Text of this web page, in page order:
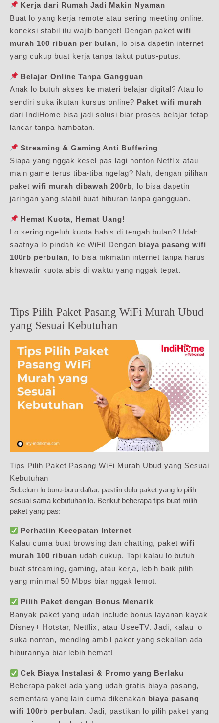
Kerja dari Rumah Jadi Makin Nyaman
Buat lo yang kerja remote atau sering meeting online,
koneksi stabil itu wajib banget! Dengan paket wifi
murah 100 ribuan per bulan, lo bisa dapetin internet
yang cukup buat kerja tanpa takut putus-putus.
Belajar Online Tanpa Gangguan
Anak lo butuh akses ke materi belajar digital? Atau lo
sendiri suka ikutan kursus online? Paket wifi murah
dari IndiHome bisa jadi solusi biar proses belajar tetap
lancar tanpa hambatan.
Streaming & Gaming Anti Buffering
Siapa yang nggak kesel pas lagi nonton Netflix atau
main game terus tiba-tiba ngelag? Nah, dengan pilihan
paket wifi murah dibawah 200rb, lo bisa dapetin
jaringan yang stabil buat hiburan tanpa gangguan.
Hemat Kuota, Hemat Uang!
Lo sering ngeluh kuota habis di tengah bulan? Udah
saatnya lo pindah ke WiFi! Dengan biaya pasang wifi
100rb perbulan, lo bisa nikmatin internet tanpa harus
khawatir kuota abis di waktu yang nggak tepat.
Tips Pilih Paket Pasang WiFi Murah Ubud
yang Sesuai Kebutuhan
Tips Pilih Paket Pasang WiFi Murah Ubud yang Sesuai
Kebutuhan
Sebelum lo buru-buru daftar, pastiin dulu paket yang lo pilih
sesuai sama kebutuhan lo. Berikut beberapa tips buat milih
paket yang pas:
Perhatiin Kecepatan Internet
Kalau cuma buat browsing dan chatting, paket wifi
murah 100 ribuan udah cukup. Tapi kalau lo butuh
buat streaming, gaming, atau kerja, lebih baik pilih
yang minimal 50 Mbps biar nggak lemot.
Pilih Paket dengan Bonus Menarik
Banyak paket yang udah include bonus layanan kayak
Disney+ Hotstar, Netflix, atau UseeTV. Jadi, kalau lo
suka nonton, mending ambil paket yang sekalian ada
hiburannya biar lebih hemat!
Cek Biaya Instalasi & Promo yang Berlaku
Beberapa paket ada yang udah gratis biaya pasang,
sementara yang lain cuma dikenakan biaya pasang
wifi 100rb perbulan. Jadi, pastikan lo pilih paket yang